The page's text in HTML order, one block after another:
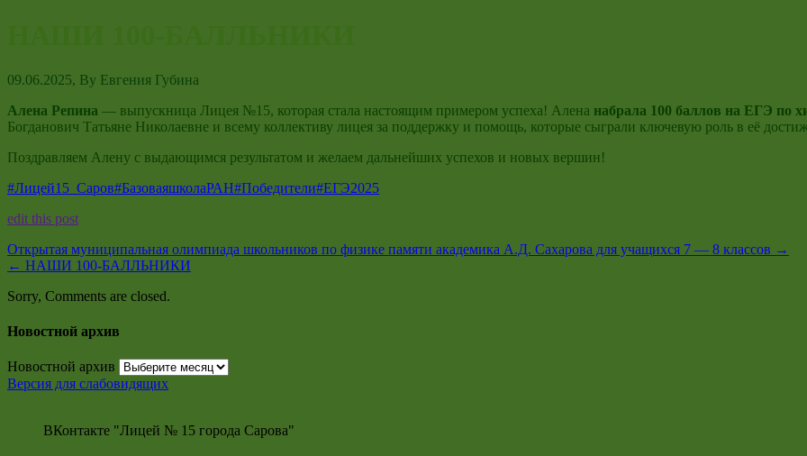
09.06.2025, By Евгения Губина
Алена Репина — выпускница Лицея №15, которая стала настоящим примером успеха! Алена набрала 100 баллов на ЕГЭ по
Богданович Татьяне Николаевне и всему коллективу лицея за поддержку и помощь, которые сыграли ключевую роль в её
Поздравляем Алену с выдающимся результатом и желаем дальнейших успехов и новых вершин!
#Лицей15_Саров#БазоваяшколаРАН#Победители#ЕГЭ2025
edit this post
Открытая муниципальная олимпиада школьников по физике памяти академика А.Д. Сахарова для учащихся 7 — 8 классов →
← НАШИ 100-БАЛЛЬНИКИ
Sorry, Comments are closed.
Новостной архив
Новостной архив
Версия для слабовидящих
ВКонтакте "Лицей № 15 города Сарова"